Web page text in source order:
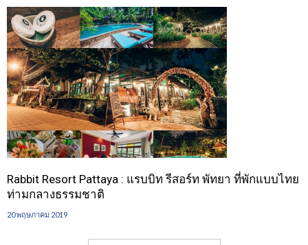
Rabbit Resort Pattaya : แรบบิท รีสอร์ท พัทยา ที่พักแบบไทย
ท่ามกลางธรรมชาติ
20 พฤษภาคม 2019